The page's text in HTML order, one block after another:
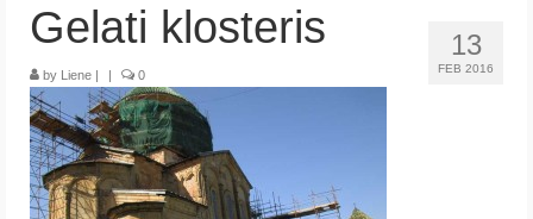
Portugāle
ASV
Melnkalne
13
FEB 2016
Gelati klosteris
by Liene | | 0